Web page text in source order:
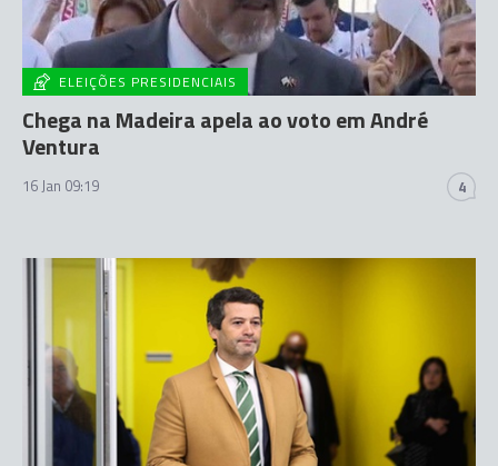
ELEIÇÕES PRESIDENCIAIS
Chega na Madeira apela ao voto em André
Ventura
16 Jan 09:19 4